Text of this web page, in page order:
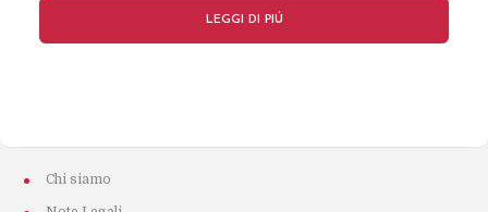
LEGGI DI PIÚ
Chi siamo